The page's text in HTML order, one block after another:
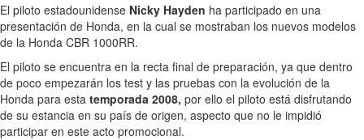
El piloto estadounidense Nicky Hayden ha participado en una
presentación de Honda, en la cual se mostraban los nuevos modelos
de la Honda CBR 1000RR.
El piloto se encuentra en la recta final de preparación, ya que dentro
de poco empezarán los test y las pruebas con la evolución de la
Honda para esta temporada 2008, por ello el piloto está disfrutando
de su estancia en su país de origen, aspecto que no le impidió
participar en este acto promocional.